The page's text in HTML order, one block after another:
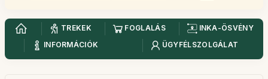
TREKEK FOGLALÁS
INKA-ÖSVÉNY
INFORMÁCIÓK
ÜGYFÉLSZOLGÁLAT